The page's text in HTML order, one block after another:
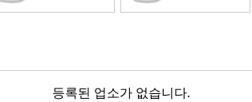
등록된 업소가 없습니다.